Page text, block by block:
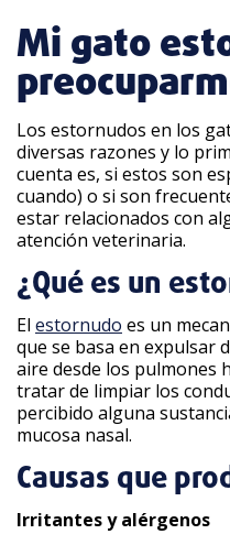
Mi gato
Los estornudos en los
diversas razones y lo
cuenta es, si estos son
cuando) o si son
estar relacionados con
atención veterinaria.
¿Qué es un
El estornudo es un
que se basa en expulsar
aire desde los pulmones
tratar de limpiar los
percibido alguna
mucosa nasal.
Causas que
Irritantes y alérgenos